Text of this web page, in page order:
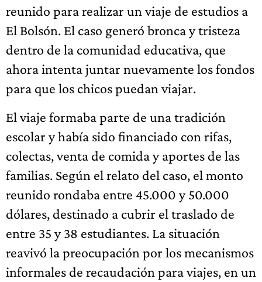
reunido para realizar un viaje de estudios a
El Bolsón. El caso generó bronca y tristeza
dentro de la comunidad educativa, que
ahora intenta juntar nuevamente los fondos
para que los chicos puedan viajar.
El viaje formaba parte de una tradición
escolar y había sido financiado con rifas,
colectas, venta de comida y aportes de las
familias. Según el relato del caso, el monto
reunido rondaba entre 45.000 y 50.000
dólares, destinado a cubrir el traslado de
entre 35 y 38 estudiantes. La situación
reavivó la preocupación por los mecanismos
informales de recaudación para viajes, en un